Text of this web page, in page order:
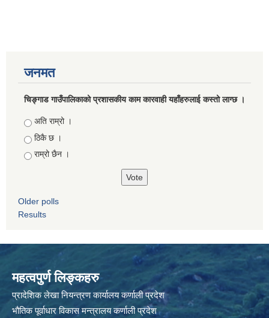
जनमत
चिङ्गाड गाउँपालिकाको प्रशासकीय काम कारवाही यहाँहरुलाई कस्तो लाग्छ ।
Choices
अति राम्रो ।
ठिकै छ ।
राम्रो छैन ।
Older polls
Results
महत्वपुर्ण लिङ्कहरु
प्रादेशिक लेखा नियन्त्रण कार्यालय कर्णाली प्रदेश
भौतिक पूर्वाधार विकास मन्त्रालय कर्णाली प्रदेश